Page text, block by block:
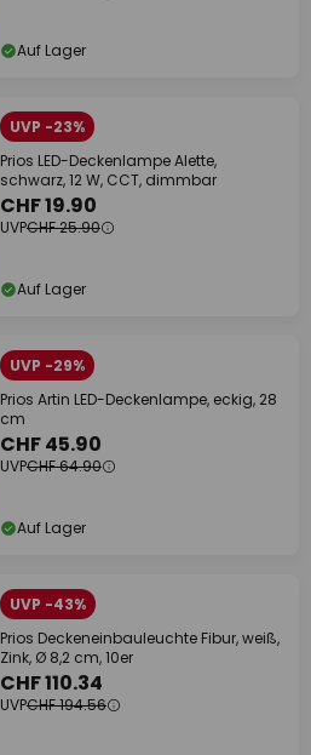
Auf Lager
UVP -23%
Prios LED-Deckenlampe Alette,
schwarz, 12 W, CCT, dimmbar
CHF 19.90
UVPCHF 25.90
Auf Lager
UVP -29%
Prios Artin LED-Deckenlampe, eckig, 28
cm
CHF 45.90
UVPCHF 64.90
Auf Lager
UVP -43%
Prios Deckeneinbauleuchte Fibur, weiß,
Zink, Ø 8,2 cm, 10er
CHF 110.34
UVPCHF 194.56